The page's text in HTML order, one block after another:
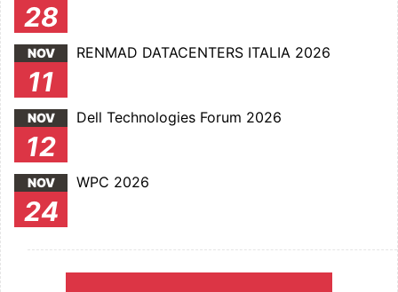
28
NOV
11
RENMAD DATACENTERS ITALIA 2026
NOV
12
Dell Technologies Forum 2026
NOV
24
WPC 2026